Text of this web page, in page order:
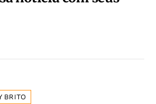
BRITO